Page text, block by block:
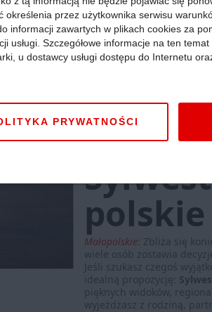
Cała Polska:Polskie Tatry
Podzielają to tłumy
kierunek wakacyjny, ale
regeneracji,
doświadczenia
Atrakcje »
Nie
Małopolskie Zbliża się
wiele osób zostawia
Jeśli szukasz czegoś
idealną propozycję:
pięknych widoków,
wyjeżdżasz z rodziną,
określenia przez użytkownika serwisu
informacji zawartych w plikach cookies za
usługi. Szczegółowe informacje na ten
u dostawcy usługi dostępu do Internetu
PRYWATNOŚCI